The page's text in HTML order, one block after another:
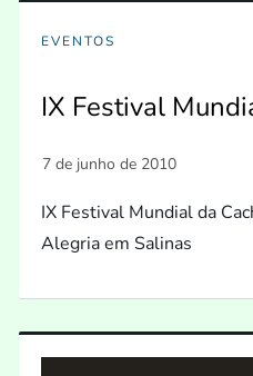
EVENTOS
IX Festival
IX Festival Mundial da
Alegria em Salinas